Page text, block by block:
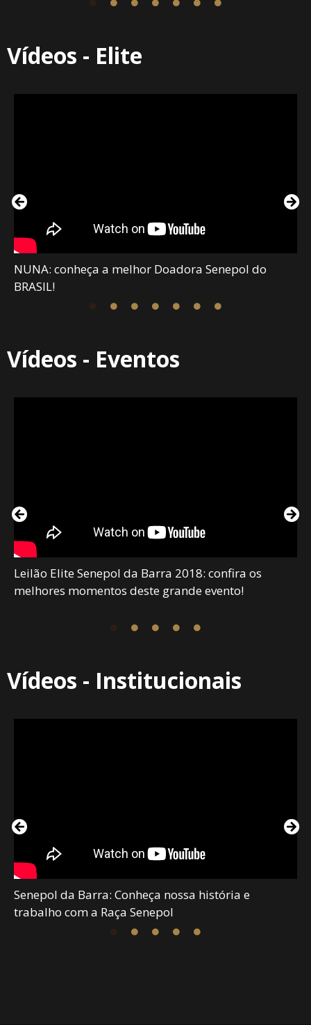
Vídeos - Elite
NUNA: conheça a melhor Doadora Senepol do
BRASIL!
Vídeos - Eventos
Leilão Elite Senepol da Barra 2018: confira os
melhores momentos deste grande evento!
Vídeos - Institucionais
Senepol da Barra: Conheça nossa história e
trabalho com a Raça Senepol